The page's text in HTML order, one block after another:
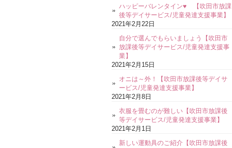
ハッピーバレンタイン♥ 【吹田市放課
後等デイサービス/児童発達支援事業】
2021年2月22日
自分で選んでもらいましょう【吹田市
放課後等デイサービス/児童発達支援事
業】
2021年2月15日
オニは～外！【吹田市放課後等デイサ
ービス/児童発達支援事業】
2021年2月8日
衣服を畳むのが難しい【吹田市放課後
等デイサービス/児童発達支援事業】
2021年2月1日
新しい運動具のご紹介【吹田市放課後